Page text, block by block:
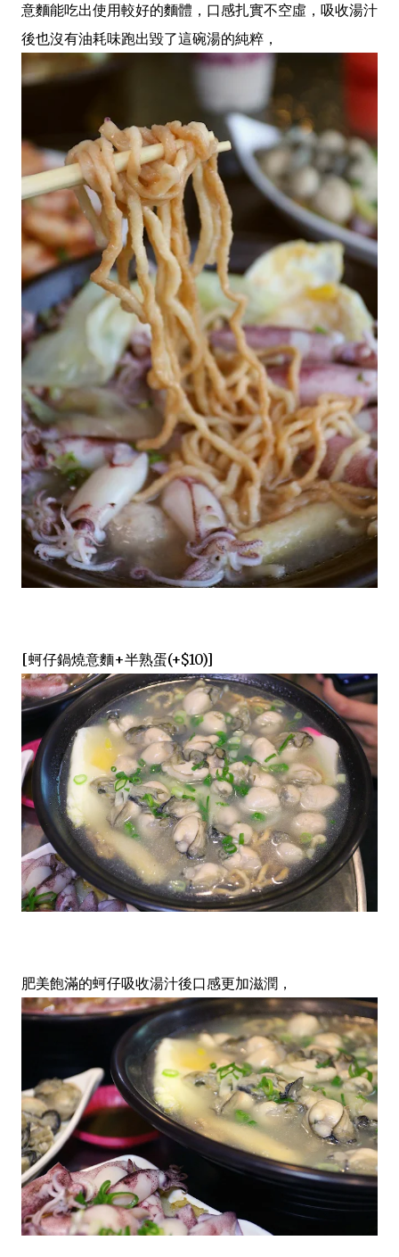
意麵能吃出使用較好的麵體，口感扎實不空虛，吸收湯汁
後也沒有油耗味跑出毀了這碗湯的純粹，
[蚵仔鍋燒意麵+半熟蛋(+$10)]
肥美飽滿的蚵仔吸收湯汁後口感更加滋潤，